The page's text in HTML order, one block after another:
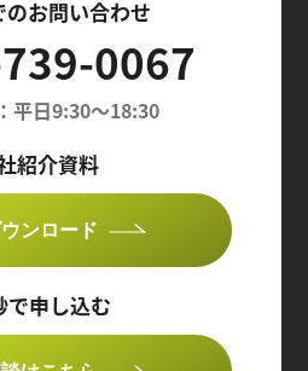
のお問い合わせ
0067
平日9:30〜18:30
紹介資料
ンロード
で申し込む